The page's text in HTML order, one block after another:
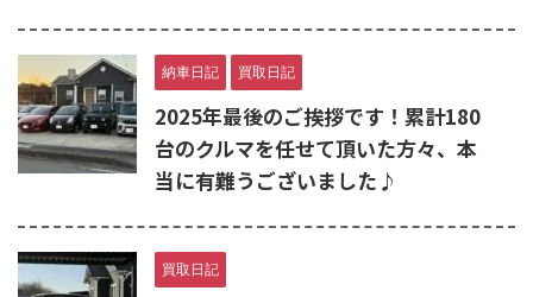
納車日記 買取日記
2025年最後のご挨拶です！累計180
台のクルマを任せて頂いた方々、本
当に有難うございました♪
買取日記